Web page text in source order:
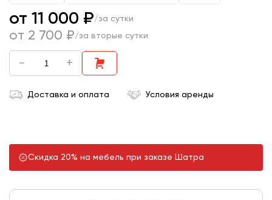
от 11 000 ₽/за сутки
от 2 700 ₽/за вторые сутки
- +
Доставка и оплата Условия аренды
Скидка 20% на мебель при заказе Шатра